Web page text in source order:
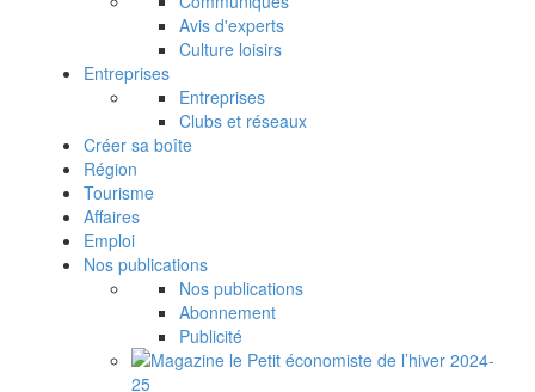
Avis d'experts
Culture loisirs
Entreprises
Entreprises
Clubs et réseaux
Créer sa boîte
Région
Tourisme
Affaires
Emploi
Nos publications
Nos publications
Abonnement
Publicité